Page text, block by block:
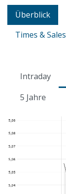
Überblick
Times & Sales
Intraday
5 Jahre